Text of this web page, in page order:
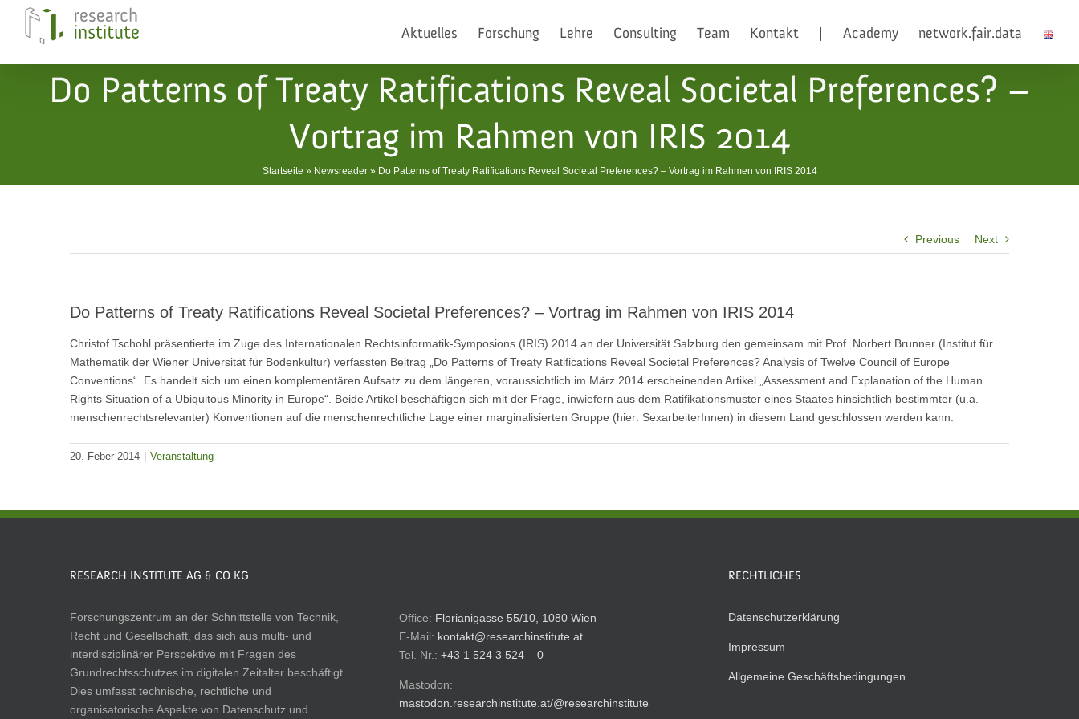
Aktuelles Forschung Lehre Consulting Team Kontakt Academy network.fair.data
Do Patterns of Treaty Ratifications Reveal Societal Preferences? –
Vortrag im Rahmen von IRIS 2014
Startseite » Newsreader» Do Patterns of Treaty Ratifications Reveal Societal Preferences? – Vortrag im Rahmen von IRIS 2014
Previous Next
Do Patterns of Treaty Ratifications Reveal Societal Preferences? – Vortrag im Rahmen von IRIS 2014
Christof Tschohl präsentierte im Zuge des Internationalen Rechtsinformatik-Symposions (IRIS) 2014 an der Universität Salzburg den gemeinsam mit Prof. Norbert Brunner (Institut für
Mathematik der Wiener Universität für Bodenkultur) verfassten Beitrag „Do Patterns of Treaty Ratifications Reveal Societal Preferences? Analysis of Twelve Council of Europe
Conventions“. Es handelt sich um einen komplementären Aufsatz zu dem längeren, voraussichtlich im März 2014 erscheinenden Artikel „Assessment and Explanation of the Human
Rights Situation of a Ubiquitous Minority in Europe“. Beide Artikel beschäftigen sich mit der Frage, inwiefern aus dem Ratifikationsmuster eines Staates hinsichtlich bestimmter (u.a.
menschenrechtsrelevanter) Konventionen auf die menschenrechtliche Lage einer marginalisierten Gruppe (hier: SexarbeiterInnen) in diesem Land geschlossen werden kann.
20. Feber 2014 Veranstaltung
RESEARCH INSTITUTE AG & CO KG
Forschungszentrum an der Schnittstelle von Technik,
Recht und Gesellschaft, das sich aus multi- und
interdisziplinärer Perspektive mit Fragen des
Grundrechtsschutzes im digitalen Zeitalter beschäftigt.
Dies umfasst technische, rechtliche und
organisatorische Aspekte von Datenschutz und
Office: Florianigasse 55/10, 1080 Wien
E-Mail: kontakt@researchinstitute.at
Tel. Nr.: +43 1 524 3 524 – 0
Mastodon:
mastodon.researchinstitute.at/@researchinstitute
RECHTLICHES
Datenschutzerklärung
Impressum
Allgemeine Geschäftsbedingungen